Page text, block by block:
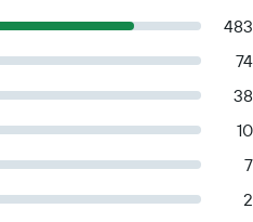
483
74
38
10
7
2